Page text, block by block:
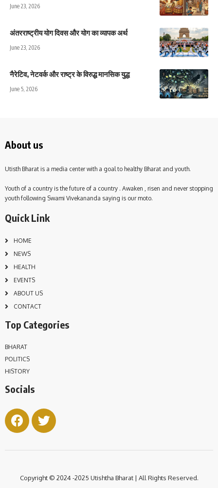
June 23, 2026
अंतरराष्ट्रीय योग दिवस और योग का व्यापक अर्थ
June 23, 2026
नैरेटिव, नेटवर्क और राष्ट्र के विरुद्ध मानसिक युद्ध
June 5, 2026
About us
Utisth Bharat is a media center with a goal to healthy Bharat and youth.
Youth of a country is the future of a country . Awaken , risen and never stopping
youth following Swami Vivekananda saying is our moto.
Quick Link
HOME
NEWS
HEALTH
EVENTS
ABOUT US
CONTACT
Top Categories
BHARAT
POLITICS
HISTORY
Socials
Copyright © 2024 -2025 Utishtha Bharat | All Rights Reserved.